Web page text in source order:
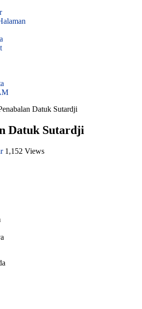
Datuk Sutardji
Datuk Sutardji
1,152 Views